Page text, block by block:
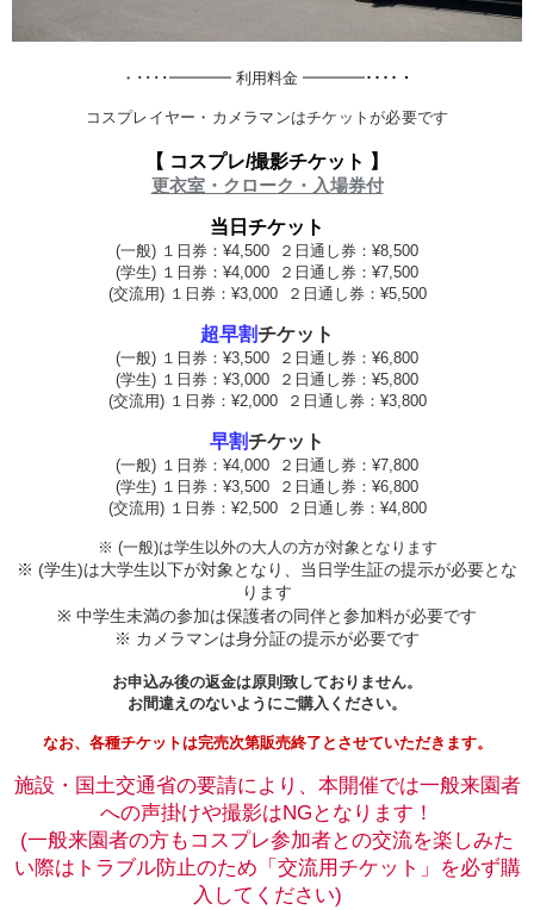
・････━━━━ 利用料金 ━━━━････・
コスプレイヤー・カメラマンはチケットが必要です
【 コスプレ/撮影チケット 】
更衣室・クローク・入場券付
当日チケット
(一般) １日券：¥4,500 ２日通し券：¥8,500
(学生) １日券：¥4,000 ２日通し券：¥7,500
(交流用) １日券：¥3,000 ２日通し券：¥5,500
超早割チケット
(一般) １日券：¥3,500 ２日通し券：¥6,800
(学生) １日券：¥3,000 ２日通し券：¥5,800
(交流用) １日券：¥2,000 ２日通し券：¥3,800
早割チケット
(一般) １日券：¥4,000 ２日通し券：¥7,800
(学生) １日券：¥3,500 ２日通し券：¥6,800
(交流用) １日券：¥2,500 ２日通し券：¥4,800
※ (一般)は学生以外の大人の方が対象となります
※ (学生)は大学生以下が対象となり、当日学生証の提示が必要とな
ります
※ 中学生未満の参加は保護者の同伴と参加料が必要です
※ カメラマンは身分証の提示が必要です
お申込み後の返金は原則致しておりません。
お間違えのないようにご購入ください。
なお、各種チケットは完売次第販売終了とさせていただきます。
施設・国土交通省の要請により、本開催では一般来園者
への声掛けや撮影はNGとなります！
(一般来園者の方もコスプレ参加者との交流を楽しみた
い際はトラブル防止のため「交流用チケット」を必ず購
入してください)